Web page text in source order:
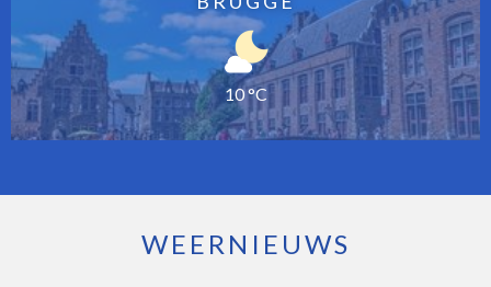
10 °C
WEERNIEUWS